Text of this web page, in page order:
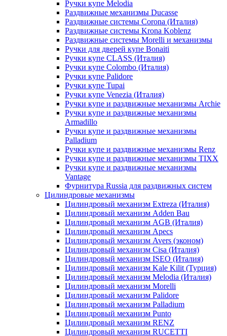
Ручки купе Melodia
Раздвижные механизмы Ducasse
Раздвижные системы Corona (Италия)
Раздвижные системы Krona Koblenz
Раздвижные системы Morelli и механизмы
Ручки для дверей купе Bonaiti
Ручки купе CLASS (Италия)
Ручки купе Colombo (Италия)
Ручки купе Palidore
Ручки купе Tupai
Ручки купе Venezia (Италия)
Ручки купе и раздвижные механизмы Archie
Ручки купе и раздвижные механизмы
Armadillo
Ручки купе и раздвижные механизмы
Palladium
Ручки купе и раздвижные механизмы Renz
Ручки купе и раздвижные механизмы TIXX
Ручки купе и раздвижные механизмы
Vantage
Фурнитура Russia для раздвижных систем
Цилиндровые механизмы
Цилиндровый механизм Extreza (Италия)
Цилиндровый механизм Adden Bau
Цилиндровый механизм AGB (Италия)
Цилиндровый механизм Apecs
Цилиндровый механизм Avers (эконом)
Цилиндровый механизм Cisa (Италия)
Цилиндровый механизм ISEO (Италия)
Цилиндровый механизм Kale Kilit (Турция)
Цилиндровый механизм Melodia (Италия)
Цилиндровый механизм Morelli
Цилиндровый механизм Palidore
Цилиндровый механизм Palladium
Цилиндровый механизм Punto
Цилиндровый механизм RENZ
Цилиндровый механизм RUCETTI